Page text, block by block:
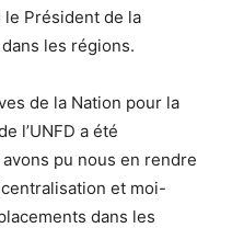
Président de la
les régions.
de la Nation pour la
l’UNFD a été
pu nous en rendre
et moi-
dans les